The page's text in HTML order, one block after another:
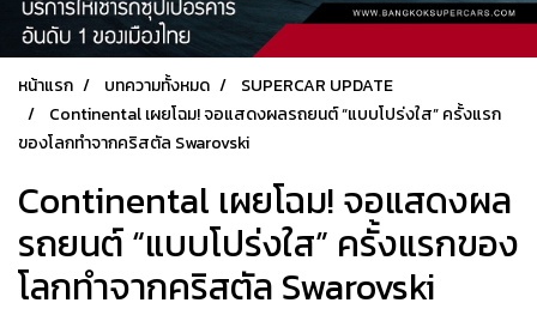
หน้าแรก บทความทั้งหมด
SUPERCAR UPDATE
Continental เผยโฉม! จอแสดงผลรถยนต์ “แบบโปร่งใส” ครั้งแรก
ของโลกทำจากคริสตัล Swarovski
Continental เผยโฉม! จอแสดงผล
รถยนต์ “แบบโปร่งใส” ครั้งแรกของ
โลกทำจากคริสตัล Swarovski